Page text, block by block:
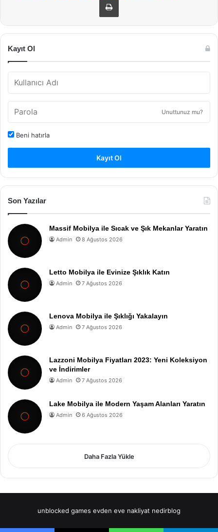
Kayıt Ol
Unuttunuz mu?
Beni hatırla
Kayıt Ol
Son Yazılar
Massif Mobilya ile Sıcak ve Şık Mekanlar Yaratın
Admin 8 Ağustos 2026
Letto Mobilya ile Evinize Şıklık Katın
Admin 7 Ağustos 2026
Lenova Mobilya ile Şıklığı Yakalayın
Admin 7 Ağustos 2026
Lazzoni Mobilya Fiyatları 2023: Yeni Koleksiyon
ve İndirimler
Admin 7 Ağustos 2026
Lake Mobilya ile Modern Yaşam Alanları Yaratın
Admin 6 Ağustos 2026
Daha Fazla Yükle
unblocked games evden eve nakliyat nedirblog